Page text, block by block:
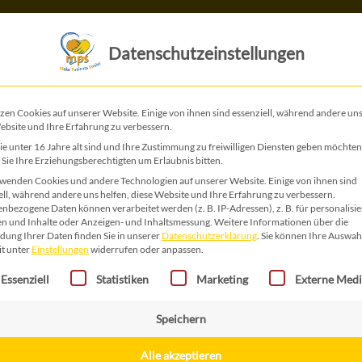
MPS Therapiewoche 2018
Datenschutzeinstellungen
Cookies auf unserer Website. Einige von ihnen sind essenziell, während andere
und Ihre Erfahrung zu verbessern.
unter 16 Jahre alt sind und Ihre Zustimmung zu freiwilligen Diensten geben
Sie Ihre Erziehungsberechtigten um Erlaubnis bitten.
Cookies und andere Technologien auf unserer Website. Einige von ihnen sind
während andere uns helfen, diese Website und Ihre Erfahrung zu verbessern.
Daten können verarbeitet werden (z. B. IP-Adressen), z. B. für
und Inhalte oder Anzeigen- und Inhaltsmessung. Weitere Informationen über die
Ihrer Daten finden Sie in unserer Datenschutzerklärung. Sie können Ihre
unterEinstellungen widerrufen oder anpassen.
eine Liste der Service-Gruppen, für die eine Einwilligung erteilt
Essenziell Statistiken Marketing Externe
Speichern
Alle akzeptieren